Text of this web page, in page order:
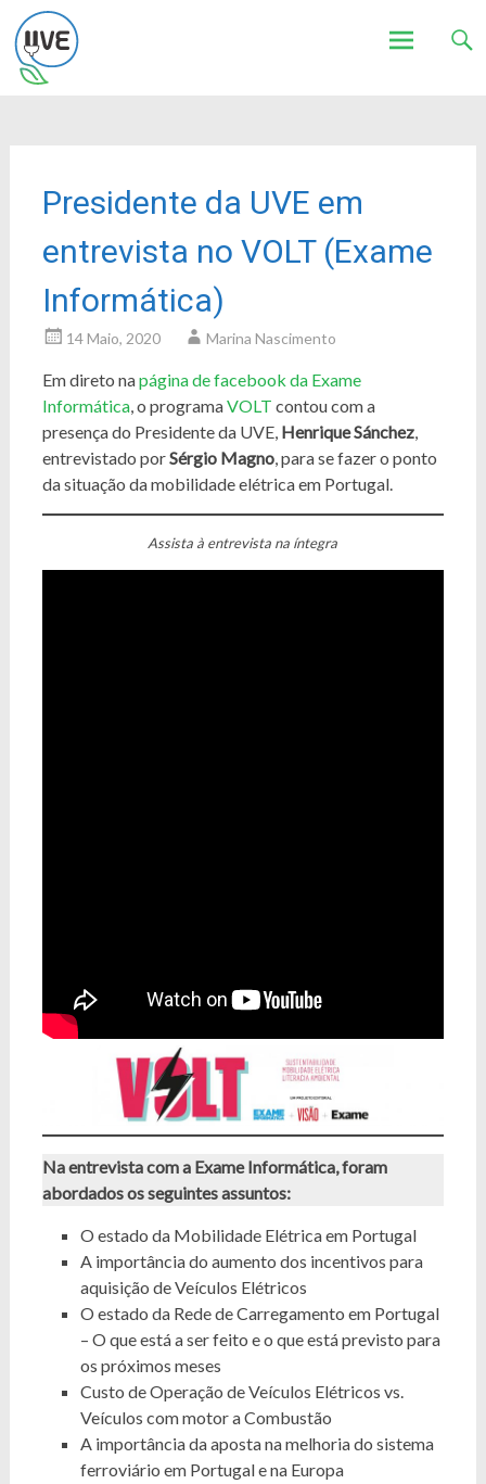
Presidente da UVE em
entrevista no VOLT (Exame
Informática)
14 Maio, 2020 Marina Nascimento
Em direto napágina de facebook da Exame
Informática​, o programaVOLT contou com a
presença do Presidente da UVE, Henrique Sánchez,
entrevistado porSérgio Magno​, para se fazer o ponto
da situação da mobilidade elétrica em Portugal.
Assista à entrevista na íntegra
Na entrevista com a Exame Informática, foram
abordados os seguintes assuntos:
O estado da Mobilidade Elétrica em Portugal
A importância do aumento dos incentivos para
aquisição de Veículos Elétricos
O estado da Rede de Carregamento em Portugal
– O que está a ser feito e o que está previsto para
os próximos meses
Custo de Operação de Veículos Elétricos vs.
Veículos com motor a Combustão
A importância da aposta na melhoria do sistema
ferroviário em Portugal e na Europa